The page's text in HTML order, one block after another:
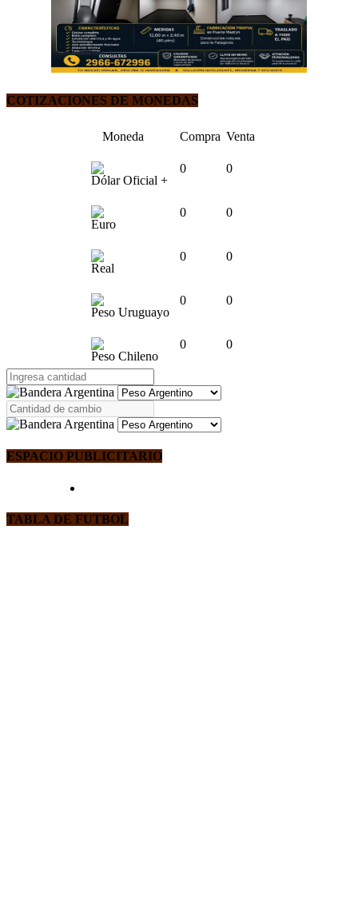
COTIZACIONES DE MONEDAS
Moneda Compra Venta
Dólar Oficial +
0 0
Euro
0 0
Real
0 0
Peso Uruguayo
0 0
Peso Chileno
0 0
ESPACIO PUBLICITARIO
TABLA DE FUTBOL